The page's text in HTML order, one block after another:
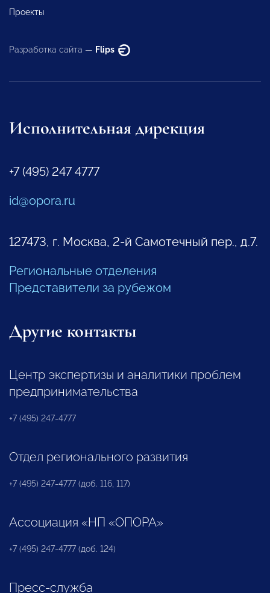
Проекты
Разработка сайта — Flips
Исполнительная дирекция
+7 (495) 247 4777
id@opora.ru
127473, г. Москва, 2-й Самотечный пер., д.7.
Региональные отделения
Представители за рубежом
Другие контакты
Центр экспертизы и аналитики проблем
предпринимательства
+7 (495) 247-4777
Отдел регионального развития
+7 (495) 247-4777 (доб. 116, 117)
Ассоциация «НП «ОПОРА»
+7 (495) 247-4777 (доб. 124)
Пресс-служба